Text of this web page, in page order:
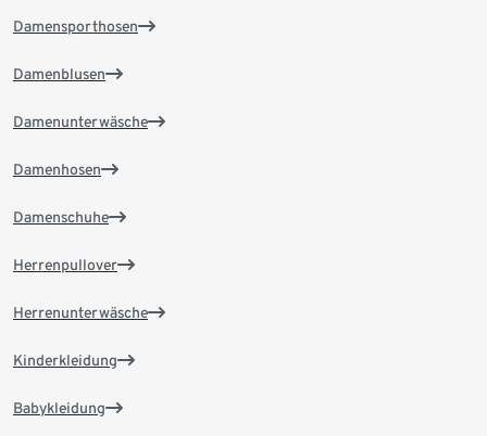
Damensporthosen
Damenblusen
Damenunterwäsche
Damenhosen
Damenschuhe
Herrenpullover
Herrenunterwäsche
Kinderkleidung
Babykleidung